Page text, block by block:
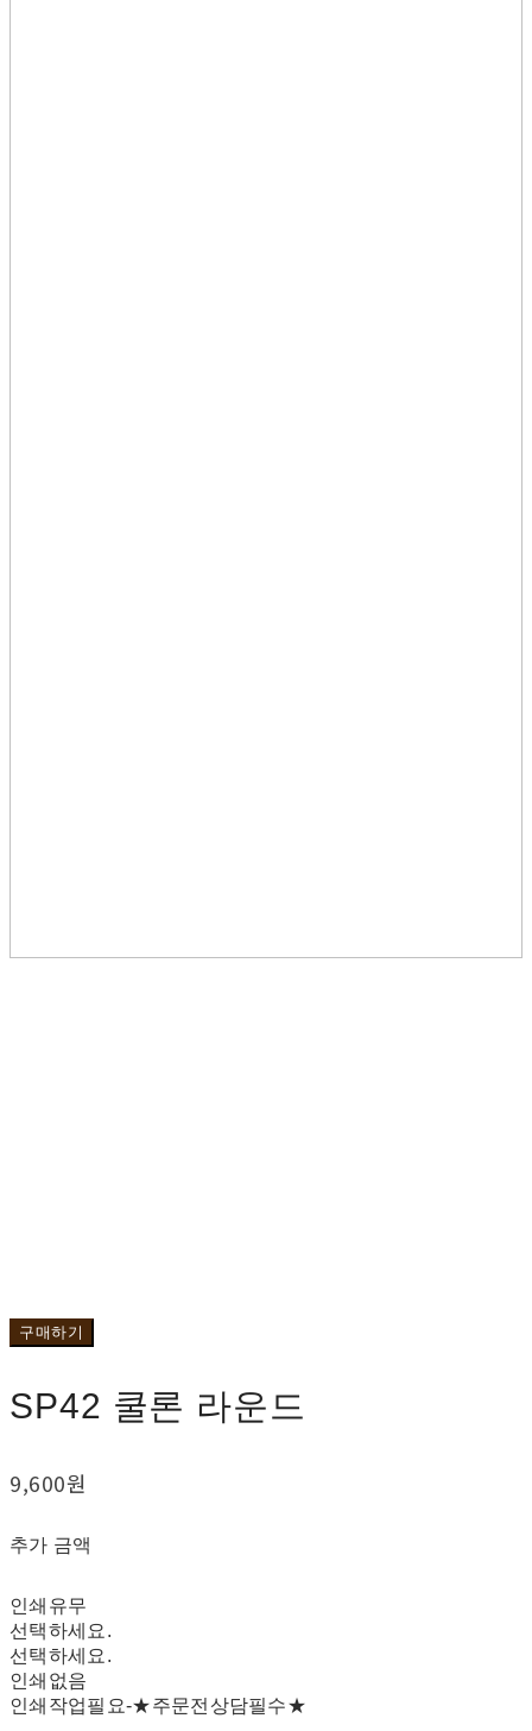
구매하기
SP42 쿨론 라운드
9,600원
추가 금액
인쇄유무
선택하세요.
선택하세요.
인쇄없음
인쇄작업필요-★주문전상담필수★